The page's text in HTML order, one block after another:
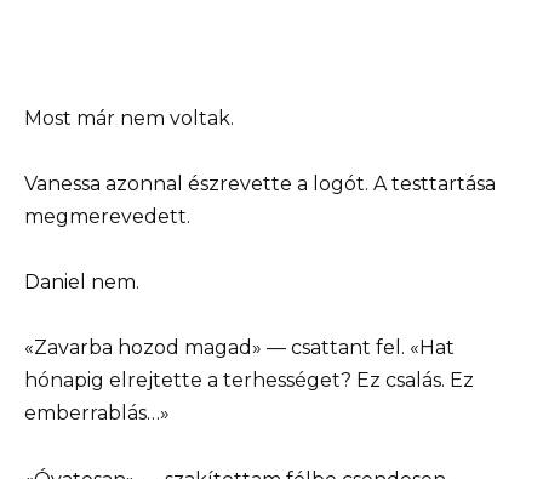
Most már nem voltak.
Vanessa azonnal észrevette a logót. A testtartása
megmerevedett.
Daniel nem.
«Zavarba hozod magad» — csattant fel. «Hat
hónapig elrejtette a terhességet? Ez csalás. Ez
emberrablás…»